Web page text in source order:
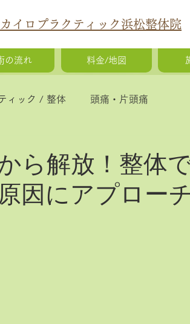
イロプラクティック浜松整体院
の流れ 料金/地図
ィック / 整体 頭痛・片頭痛
・姿勢の歪み
良 O脚矯正・X脚矯正
ら解放！整体
因にアプロー